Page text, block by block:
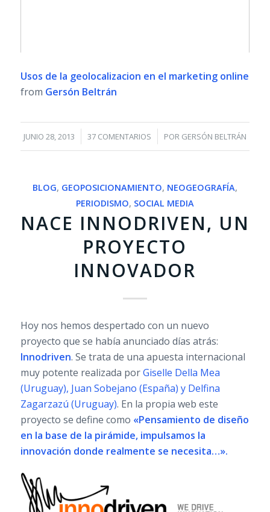
Usos de la geolocalizacion en el marketing online
from Gersón Beltrán
JUNIO 28, 2013
/ 37 COMENTARIOS
/ POR GERSÓN BELTRÁN
BLOG, GEOPOSICIONAMIENTO, NEOGEOGRAFÍA,
PERIODISMO, SOCIAL MEDIA
NACE INNODRIVEN, UN
PROYECTO
INNOVADOR
Hoy nos hemos despertado con un nuevo
proyecto que se había anunciado días atrás:
Innodriven. Se trata de una apuesta internacional
muy potente realizada porGiselle Della Mea
(Uruguay), Juan Sobejano (España) y Delfina
Zagarzazú (Uruguay). En la propia web este
proyecto se define como «Pensamiento de diseño
en la base de la pirámide, impulsamos la
innovación donde realmente se necesita…».